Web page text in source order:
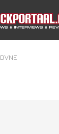
DVNE